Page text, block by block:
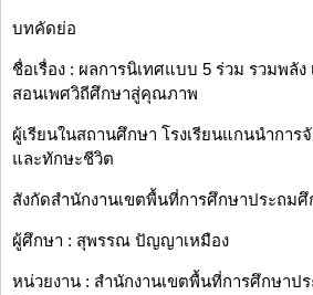
บทคัดย่อ
ชื่อเรื่อง : ผลการนิเทศแบบ 5 ร่วม รวมพลั
สอนเพศวิถีศึกษาสู่คุณภาพ
ผู้เรียนในสถานศึกษา โรงเรียนแกนนำการ
และทักษะชีวิต
สังกัดสำนักงานเขตพื้นที่การศึกษาประถมศึ
ผู้ศึกษา : สุพรรณ ปัญญาเหมือง
หน่วยงาน : สำนักงานเขตพื้นที่การศึกษาปร